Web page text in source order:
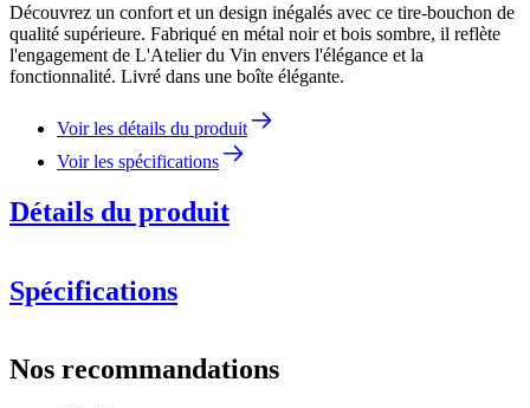
Découvrez un confort et un design inégalés avec ce tire-bouchon de
qualité supérieure. Fabriqué en métal noir et bois sombre, il reflète
l'engagement de L'Atelier du Vin envers l'élégance et la
fonctionnalité. Livré dans une boîte élégante.
Voir les détails du produit
Voir les spécifications
Détails du produit
Spécifications
Numéro de produit095512-5
Nos recommandations